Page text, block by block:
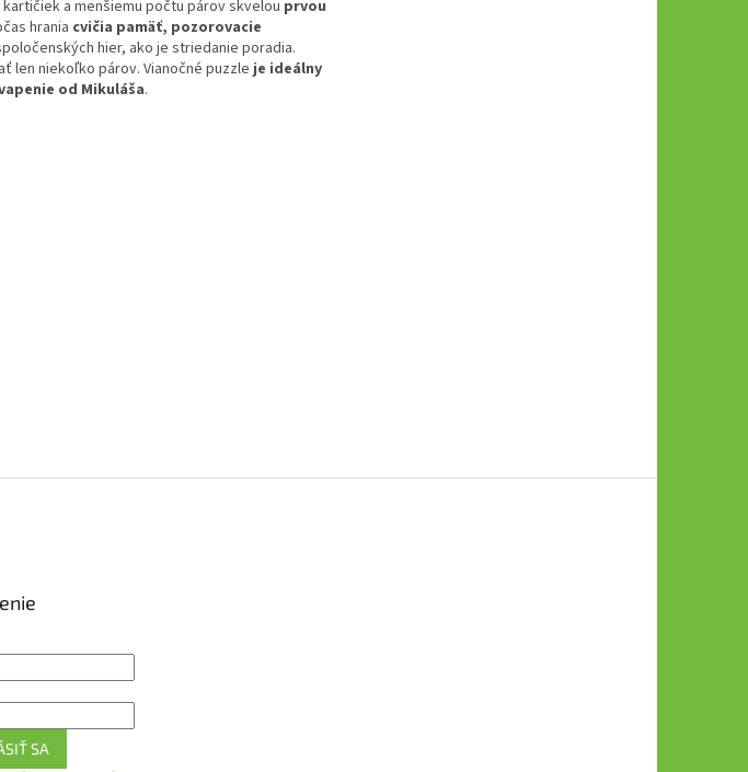
a menšiemu počtu párov skvelou prvou
hrania cvičia pamäť, pozorovacie
hier, ako je striedanie poradia.
len niekoľko párov. Vianočné puzzle je ideálny
od Mikuláša.
SA